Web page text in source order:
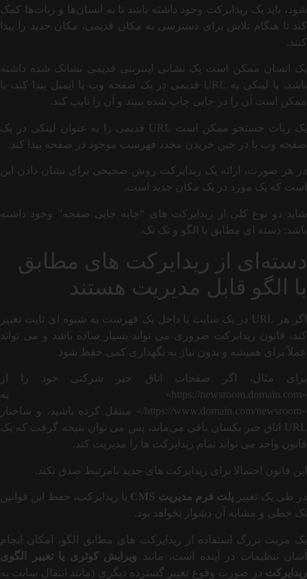
شود، باید یک ریدایرکت وجود داشته باشد تا به انسان‌ها و ربات‌ها کمک
کند تا هنگام تلاش برای دسترسی به مکان قدیمی، مکان جدید را پیدا
کنند.
یک انسان ممکن است یک نشانی اینترنتی قدیمی نشانک شده داشته
باشد، یا لینکی به URL قدیمی در یک صفحه وب یا ایمیل پیدا کند، یا
ممکن است آن را در جایی چاپ شده ببیند و آن را تایپ کند.
یک ربات جستجو ممکن است URL قدیمی را به عنوان لینکی در یک
صفحه وب یا در حین خزیدن مجدد فهرست موجود در صفحه پیدا کند.
در هر صورت، ارائه یک ریدایرکت روش صحیحی برای نشان دادن این
است که یک مورد در یک مکان جدید است.
شاید دو نوع کلی از ریدایرکت های “چابه جایی صفحه” وجود داشته
باشد: دسته ای مطابق با الگو و تک تک.
دسته‌ای از ریدایرکت های مطابق
با الگو قابل مدیریت هستند
اگر هر URL در یک سایت یا داخل یک فهرست به شیوه ای ثابت تغییر
کند، قانون ریدایرکت ضروری می تواند بسیار ساده باشد و می تواند
عملاً برای همیشه و بدون نیاز به نگهداری کمی حفظ شود.
برای مثال، اگر صفحات اتاق خبر شرکتی خود را از
«https://newsroom.domain.com» به
«https://www.domain.com/newsroom/» منتقل کرده باشید، و ساختار
URL اتاق خبر یکسان باقی می‌ماند، پس می توان نتیجه گرفت که یک
قانون واحد می تواند تمام ریدایرکت ها را مدیریت کند.
این قانون احتمالا برای ریدایرکت های جدید نامرتبط صدق نکند.
در طی یک تغییر پلت فرم مدیریت CMS
یا ریدایرکت، حفظ این قوانین
تک خطی و مشابه آن دشوار نخواهد بود.
یک مزیت بزرگ استفاده از ریدایرکت های مطابق الگو، امکان انجام
آسان تنظیمات در آینده است، مانند
ویرایش کوئری یا تغییر الگوی
ریدایرکت در صورت وقوع تغییر گسترده دیگری (مانند انتقال سایت به